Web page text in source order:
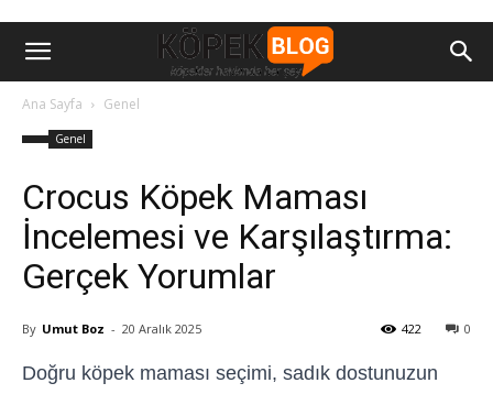
Ana Sayfa Genel
Genel
Crocus Köpek Maması
İncelemesi ve Karşılaştırma:
Gerçek Yorumlar
By Umut Boz - 20 Aralık 2025 0
422
Doğru köpek maması seçimi, sadık dostunuzun